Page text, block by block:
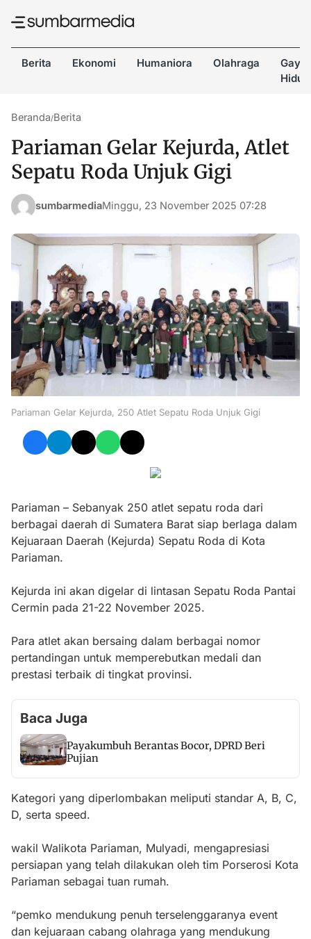
Berita Ekonomi Humaniora Olahraga
Gaya
Hidup
Beranda/Berita
Pariaman Gelar Kejurda, Atlet
Sepatu Roda Unjuk Gigi
sumbarmediaMinggu, 23 November 2025 07:28
Pariaman Gelar Kejurda, 250 Atlet Sepatu Roda Unjuk Gigi
Pariaman – Sebanyak 250 atlet sepatu roda dari
berbagai daerah di Sumatera Barat siap berlaga dalam
Kejuaraan Daerah (Kejurda) Sepatu Roda di Kota
Pariaman.
Kejurda ini akan digelar di lintasan Sepatu Roda Pantai
Cermin pada 21-22 November 2025.
Para atlet akan bersaing dalam berbagai nomor
pertandingan untuk memperebutkan medali dan
prestasi terbaik di tingkat provinsi.
Baca Juga
Payakumbuh Berantas Bocor, DPRD Beri
Pujian
Kategori yang diperlombakan meliputi standar A, B, C,
D, serta speed.
wakil Walikota Pariaman, Mulyadi, mengapresiasi
persiapan yang telah dilakukan oleh tim Porserosi Kota
Pariaman sebagai tuan rumah.
“pemko mendukung penuh terselenggaranya event
dan kejuaraan cabang olahraga yang mendukung